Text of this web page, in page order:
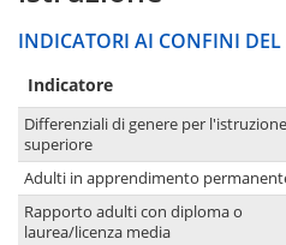
INDICATORI AI CONFINI DEL
Indicatore
Differenziali di genere per l'istruzione
superiore
Adulti in apprendimento
Rapporto adulti con diploma o
laurea/licenza media